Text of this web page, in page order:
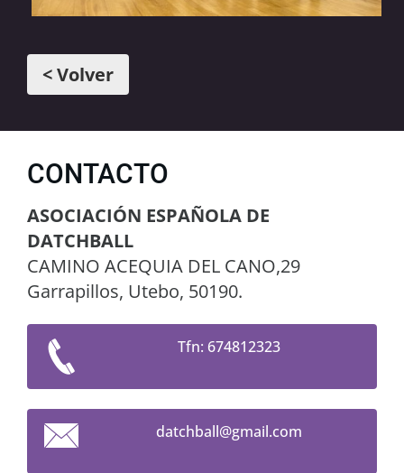
< Volver
CONTACTO
ASOCIACIÓN ESPAÑOLA DE
DATCHBALL
CAMINO ACEQUIA DEL CANO,29
Garrapillos, Utebo, 50190.
Tfn: 674812323
datchball@gmail.com